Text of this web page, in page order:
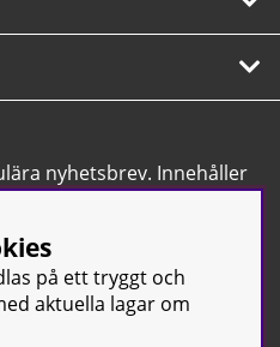
nyhetsbrev. Innehåller
bästa erbjudanden.
på ett tryggt och
aktuella lagar om